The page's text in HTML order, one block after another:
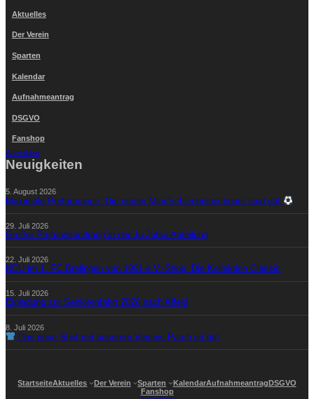
Aktuelles
Der Verein
Sparten
Kalendar
Aufnahmeantrag
DSGVO
Fanshop
Anmelden
Neuigkeiten
5. August 2026
Maximale Performance: Die neuen Mini Schienbeinschoner sind da!
29. Juli 2026
Großer Prüfungsandrang in der Ju-Jutsu Abteilung
22. Juli 2026
NEU im 1. FC Brelingen von 1961 e.V.-Shop: Die Kollektion Classic
15. Juli 2026
Einladung zur Seniorenfahrt 2026 nach Alfeld
8. Juli 2026
Das neue Shirt mit unserem Vereins-Patch ist da!
StartseiteAktuelles Der Verein Sparten KalendarAufnahmeantragDSGVO
Fanshop